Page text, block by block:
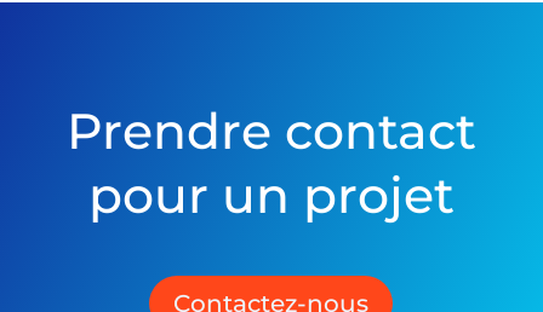
Prendre contact
pour un projet
Contactez-nous